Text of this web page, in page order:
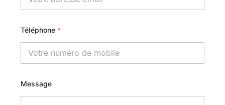
Téléphone *
Message